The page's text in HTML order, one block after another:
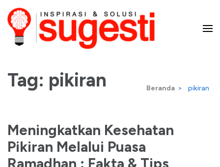
Lompat
ke
konten
Enter)
dan Solusi
Tag: pikiran Beranda > pikiran
Meningkatkan Kesehatan
Pikiran Melalui Puasa
Ramadhan : Fakta & Tips